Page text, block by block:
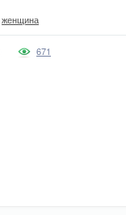
женщина
671